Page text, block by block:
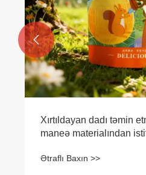
Xırtıldayan dadı təmin
maneə materialından
Ətraflı Baxın >>
